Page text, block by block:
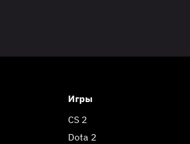
Игры
CS 2
Dota 2